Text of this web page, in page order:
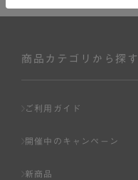
商品カテゴリから探す
ご利用ガイド
開催中のキャンペーン
新商品